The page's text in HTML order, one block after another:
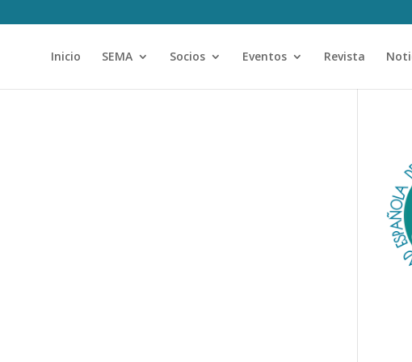
Inicio SEMA Socios Eventos Revista